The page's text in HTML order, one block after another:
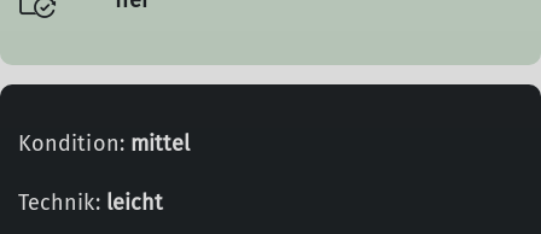
Kondition: mittel
Technik: leicht